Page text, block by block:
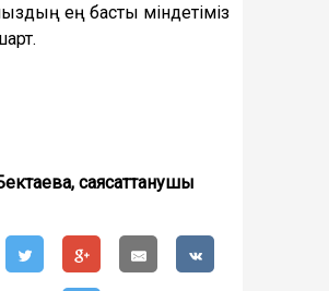
ең басты міндетіміз
саясаттанушы